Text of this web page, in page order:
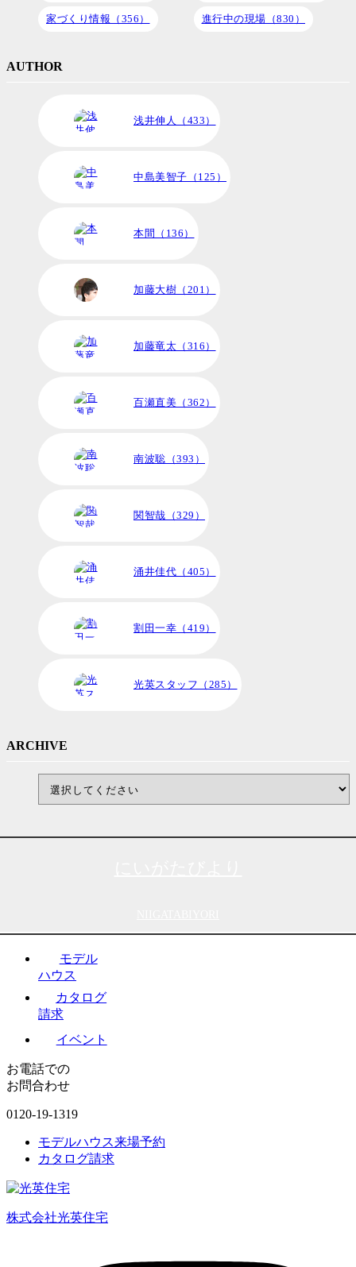
家づくり情報（356） 進行中の現場（830）
AUTHOR
浅井伸人（433）
中島美智子（125）
本間（136）
加藤大樹（201）
加藤竜太（316）
百瀬直美（362）
南波聡（393）
関智哉（329）
涌井佳代（405）
割田一幸（419）
光英スタッフ（285）
ARCHIVE
モデル
ハウス
カタログ
請求
イベント
お電話での
お問合わせ
0120-19-1319
モデルハウス来場予約
カタログ請求
株式会社光英住宅